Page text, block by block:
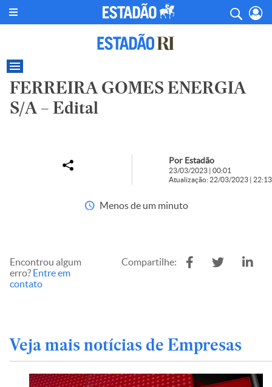
FERREIRA GOMES ENERGIA
S/A – Edital
Por Estadão
23/03/2023 | 00:01
Atualização: 22/03/2023 | 22:13
Menos de um minuto
Encontrou algum
erro? Entre em
contato
Compartilhe:
Veja mais notícias de Empresas